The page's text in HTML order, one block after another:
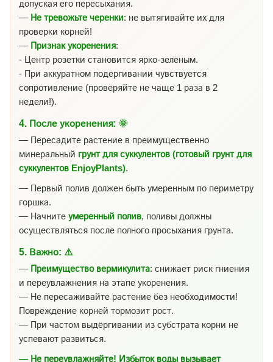
допуская его пересыхания.
— Не тревожьте черенки: не вытягивайте их для
проверки корней!
— Признак укоренения:
- Центр розетки становится ярко-зелёным.
- При аккуратном подёргивании чувствуется
сопротивление (проверяйте не чаще 1 раза в 2
недели!).
4. После укоренения: 🌞
— Пересадите растение в преимущественно
минеральный грунт для суккулентов (готовый грунт для
суккулентов EnjoyPlants).
— Первый полив должен быть умеренным по периметру
горшка.
— Начните умеренный полив, поливы должны
осуществляться после полного просыхания грунта.
5. Важно: ⚠️
— Преимущество вермикулита: снижает риск гниения
и переувлажнения на этапе укоренения.
— Не пересаживайте растение без необходимости!
Повреждение корней тормозит рост.
— При частом выдёргивании из субстрата корни не
успевают развиться.
— Не переувлажняйте! Избыток воды вызывает